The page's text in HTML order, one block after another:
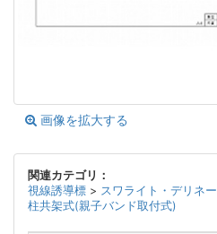
画像を拡大する
関連カテゴリ：
視線誘導標 > スワライト・デリネ
柱共架式(親子バンド取付式)